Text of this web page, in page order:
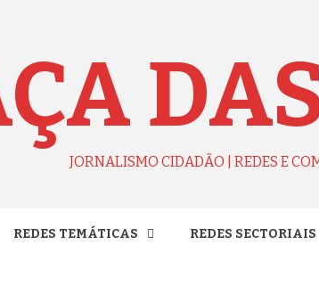
JORNALISMO CIDADÃO | REDES E
REDES TEMÁTICAS REDES SECTORIAIS